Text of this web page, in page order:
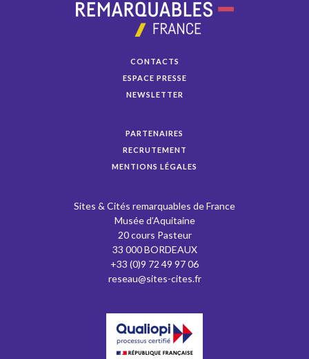
CONTACTS
ESPACE PRESSE
NEWSLETTER
PARTENAIRES
RECRUTEMENT
MENTIONS LÉGALES
Sites & Cités remarquables de France
Musée d’Aquitaine
20 cours Pasteur
33 000 BORDEAUX
+33 (0)9 72 49 97 06
reseau@sites-cites.fr